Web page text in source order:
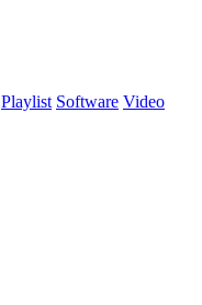
Playlist Software Video